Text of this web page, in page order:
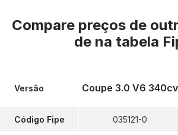
Compare preços de
de na tabela
Versão
Código Fipe
Coupe 3.0 V6 340cv
035121-0